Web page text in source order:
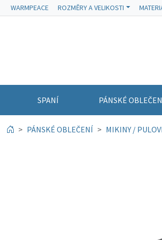
WARMPEACE ROZMĚRY A VELIKOSTI
SPANÍ PÁNSKÉ
PÁNSKÉ OBLEČENÍ MIKINY /